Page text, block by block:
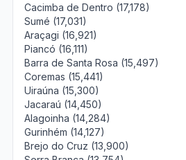
Cacimba de Dentro (17,178)
Sumé (17,031)
Araçagi (16,921)
Piancó (16,111)
Barra de Santa Rosa (15,497)
Coremas (15,441)
Uiraúna (15,300)
Jacaraú (14,450)
Alagoinha (14,284)
Gurinhém (14,127)
Brejo do Cruz (13,900)